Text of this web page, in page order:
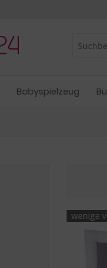
Babyspielzeug
wenige